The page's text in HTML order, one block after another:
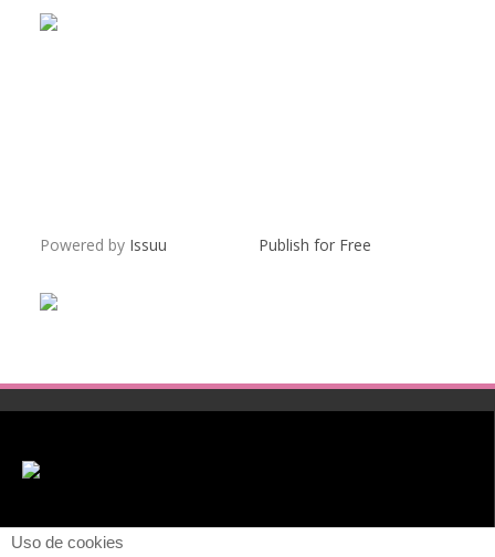
Powered by Issuu Publish for Free
Uso de cookies